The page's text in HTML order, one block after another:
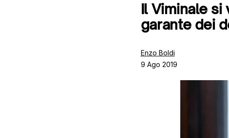
Il Viminale
garante dei
Enzo Boldi
9 Ago 2019